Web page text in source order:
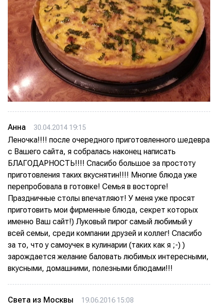
Анна 30.04.2014 19:15
Леночка!!!! после очередного приготовленного шедевра
с Вашего сайта, я собралась наконец написать
БЛАГОДАРНОСТЬ!!!! Спасибо большое за простоту
приготовления таких вкуснятин!!!! Многие блюда уже
перепробовала в готовке! Семья в восторге!
Праздничные столы впечатляют! У меня уже просят
приготовить мои фирменные блюда, секрет которых
именно Ваш сайт!) Луковый пирог самый любимый у
всей семьи, среди компании друзей и коллег! Спасибо
за то, что у самоучек в кулинарии (таких как я ;-) )
зарождается желание баловать любимых интересными,
вкусными, домашними, полезными блюдами!!!
Света из Москвы 19.06.2016 15:08